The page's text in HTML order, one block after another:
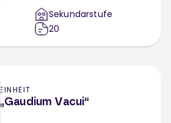
Sekundarstufe
20
EINHEIT
„Gaudium Vacui“